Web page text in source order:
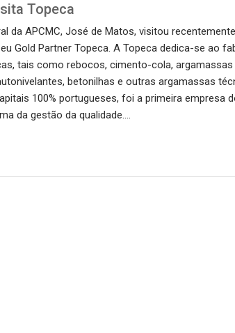
Topeca
da APCMC, José de Matos, visitou
Gold Partner Topeca. A Topeca dedica-se ao
tais como rebocos, cimento-cola, argamassas
betonilhas e outras argamassas
100% portugueses, foi a primeira empresa
da gestão da qualidade.…